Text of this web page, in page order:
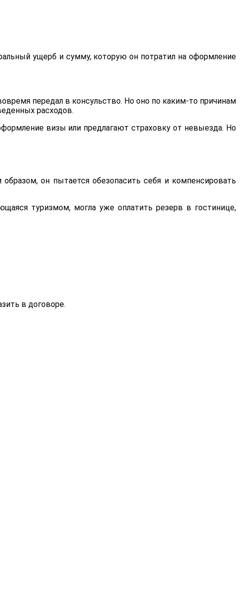
ущерб и сумму, которую он потратил на оформление
передал в консульство. Но оно по каким-то причинам
расходов.
визы или предлагают страховку от невыезда. Но
он пытается обезопасить себя и компенсировать
туризмом, могла уже оплатить резерв в гостинице,
в договоре.